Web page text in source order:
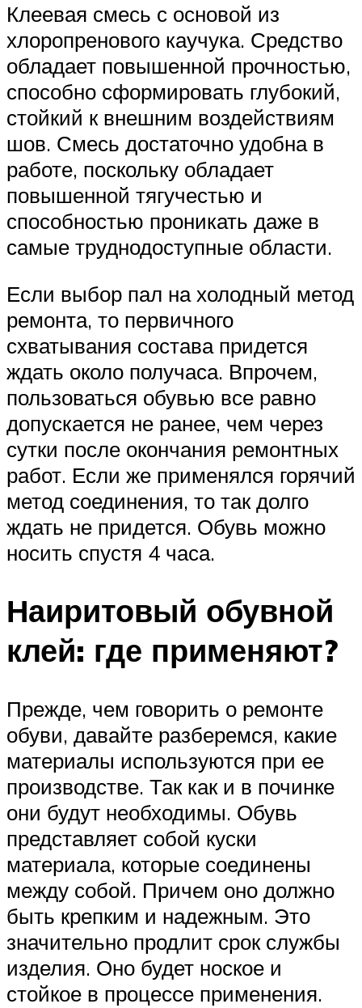
Клеевая смесь с основой из
хлоропренового каучука. Средство
обладает повышенной прочностью,
способно сформировать глубокий,
стойкий к внешним воздействиям
шов. Смесь достаточно удобна в
работе, поскольку обладает
повышенной тягучестью и
способностью проникать даже в
самые труднодоступные области.
Если выбор пал на холодный метод
ремонта, то первичного
схватывания состава придется
ждать около получаса. Впрочем,
пользоваться обувью все равно
допускается не ранее, чем через
сутки после окончания ремонтных
работ. Если же применялся горячий
метод соединения, то так долго
ждать не придется. Обувь можно
носить спустя 4 часа.
Наиритовый обувной
клей: где применяют?
Прежде, чем говорить о ремонте
обуви, давайте разберемся, какие
материалы используются при ее
производстве. Так как и в починке
они будут необходимы. Обувь
представляет собой куски
материала, которые соединены
между собой. Причем оно должно
быть крепким и надежным. Это
значительно продлит срок службы
изделия. Оно будет ноское и
стойкое в процессе применения.